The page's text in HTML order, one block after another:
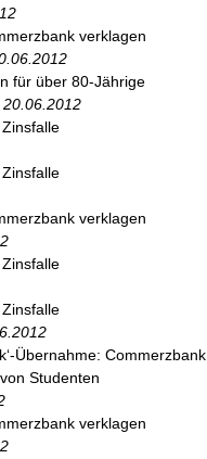
verklagen
für über 80-Jährige
verklagen
Übernahme: Commerzbank
Studenten
verklagen